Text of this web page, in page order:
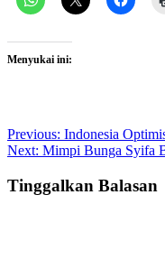
Menyukai ini:
Post
navigation
Previous: Indonesia
Next: Mimpi Bunga Syifa
Tinggalkan Balasan